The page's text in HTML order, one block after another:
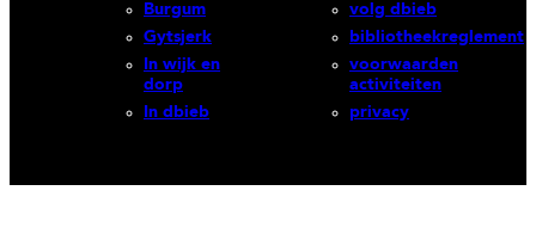
Burgum
Gytsjerk
In wijk en
dorp
In dbieb
volg dbieb
bibliotheekreglement
voorwaarden
activiteiten
privacy